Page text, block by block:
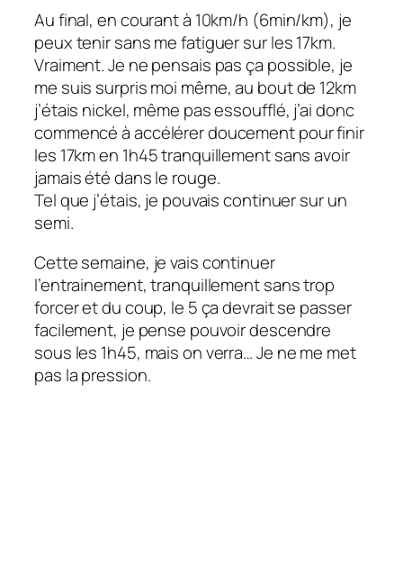
Au final, en courant à 10km/h (6min/km), je
peux tenir sans me fatiguer sur les 17km.
Vraiment. Je ne pensais pas ça possible, je
me suis surpris moi même, au bout de 12km
j’étais nickel, même pas essoufflé, j’ai donc
commencé à accélérer doucement pour finir
les 17km en 1h45 tranquillement sans avoir
jamais été dans le rouge.
Tel que j’étais, je pouvais continuer sur un
semi.
Cette semaine, je vais continuer
l’entrainement, tranquillement sans trop
forcer et du coup, le 5 ça devrait se passer
facilement, je pense pouvoir descendre
sous les 1h45, mais on verra… Je ne me met
pas la pression.